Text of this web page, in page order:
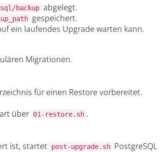
backup abgelegt.
gespeichert.
ein laufendes Upgrade warten kann.
Migrationen.
für einen Restore vorbereitet.
über 01-restore.sh .
ist, startet
post-upgrade.sh PostgreSQL